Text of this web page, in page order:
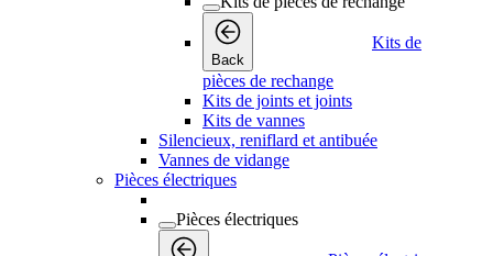
Back
Kits de
pièces de rechange
Kits de joints et joints
Kits de vannes
Silencieux, reniflard et antibuée
Vannes de vidange
Pièces électriques
Pièces électriques